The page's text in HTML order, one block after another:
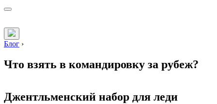
Блог ›
Что взять в командировку за рубеж?
Джентльменский набор для леди